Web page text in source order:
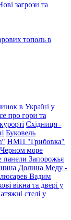
загрози та
тополь в
в Україні у
про гори та
Східниця -
Буковель
НМП "Грибовка"
море
Запорожья
Долина Меду -
Вадим
вікна та двері у
стелі у